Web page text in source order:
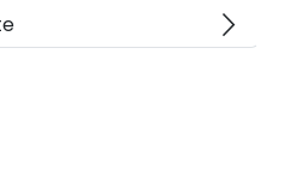
arrow_forward_ios